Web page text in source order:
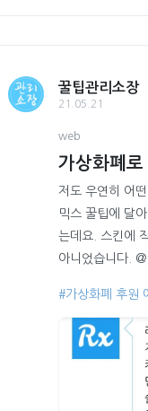
꿀팁관리소장
21.05.21
web
가상화폐
저도 우연히 어
믹스 꿀팁에 달
는데요. 스킨에
아니었습니다.
#가상화폐 후원